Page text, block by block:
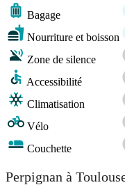
Bagage
Nourriture et boisson
Zone de silence
Accessibilité
Climatisation
Vélo
Couchette
Perpignan à